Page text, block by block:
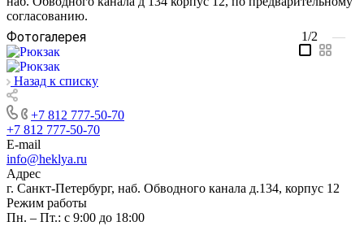
согласованию.
Фотогалерея 1/2 —
Назад к списку
+7 812 777-50-70
+7 812 777-50-70
E-mail
info@heklya.ru
Адрес
г. Санкт-Петербург, наб. Обводного канала д.134, корпус 12
Режим работы
Пн. – Пт.: с 9:00 до 18:00